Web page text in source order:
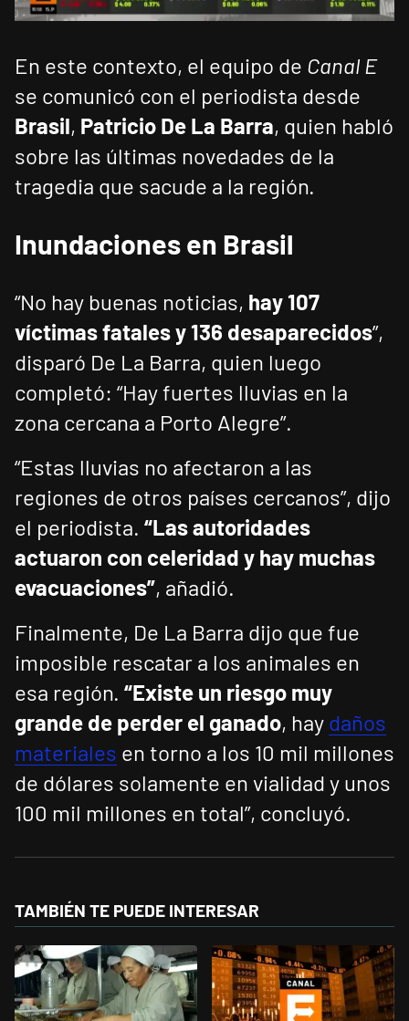
En este contexto, el equipo de Canal E
se comunicó con el periodista desde
Brasil, Patricio De La Barra, quien habló
sobre las últimas novedades de la
tragedia que sacude a la región.
Inundaciones en Brasil
“No hay buenas noticias, hay 107
víctimas fatales y 136 desaparecidos”,
disparó De La Barra, quien luego
completó: “Hay fuertes lluvias en la
zona cercana a Porto Alegre”.
“Estas lluvias no afectaron a las
regiones de otros países cercanos”, dijo
el periodista. “Las autoridades
actuaron con celeridad y hay muchas
evacuaciones”, añadió.
Finalmente, De La Barra dijo que fue
imposible rescatar a los animales en
esa región. “Existe un riesgo muy
grande de perder el ganado, hay daños
materiales en torno a los 10 mil millones
de dólares solamente en vialidad y unos
100 mil millones en total”, concluyó.
TAMBIÉN TE PUEDE INTERESAR